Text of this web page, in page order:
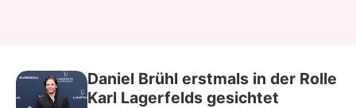
Daniel Brühl erstmals in der Rolle
Karl Lagerfelds gesichtet